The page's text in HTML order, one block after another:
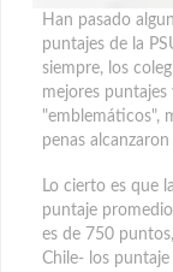
Han pasado
puntajes de la
siempre, los
mejores
"emblemáticos",
penas
Lo cierto es que
puntaje
es de 750
Chile- los